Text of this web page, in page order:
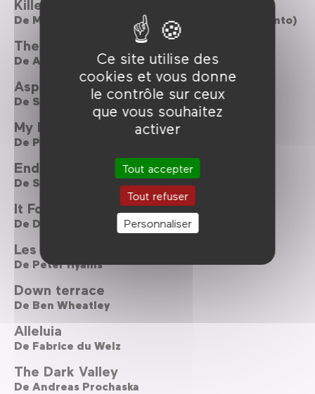
Ce site utilise des
cookies et vous donne
le contrôle sur ceux
que vous souhaitez
activer
Tout accepter
Tout refuser
Personnaliser
Killers
De Mo Brothers (Kimo Stamboel & Timo Tjahjanto)
The Search For Weng Weng
De Andrew Leavold
Asphalt Watches
De Shayne Ehman et Seth Scriver
My Blind Heart
De Peter Brunner
Endhiran, Robot the movie
De S. Shankar
It Follows
De David Robert Mitchell
Les Casseurs de gang
De Peter Hyams
Down terrace
De Ben Wheatley
Alleluia
De Fabrice du Welz
The Dark Valley
De Andreas Prochaska